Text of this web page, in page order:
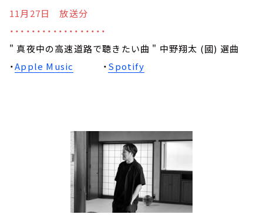
11月27日 放送分
・・・・・・・・・・・・・・・・・・
" 真夜中の高速道路で聴きたい曲 " 中野翔太 (國) 選曲
・Apple Music ・Spotify